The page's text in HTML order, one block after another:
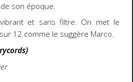
son époque.
et sans filtre. On met le
12 comme le suggère Marco.